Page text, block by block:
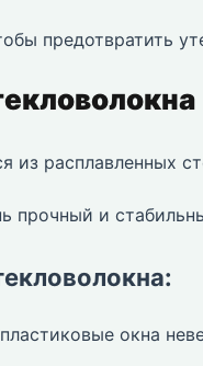
предотвратить
из расплавленных
прочный и
окна